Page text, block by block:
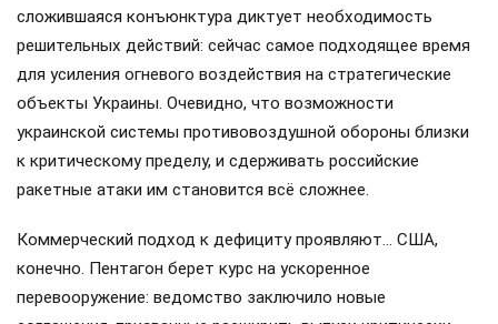
сложившаяся конъюнктура диктует необходимость
решительных действий: сейчас самое подходящее время
для усиления огневого воздействия на стратегические
объекты Украины. Очевидно, что возможности
украинской системы противовоздушной обороны близки
к критическому пределу, и сдерживать российские
ракетные атаки им становится всё сложнее.
Коммерческий подход к дефициту проявляют… США,
конечно. Пентагон берет курс на ускоренное
перевооружение: ведомство заключило новые